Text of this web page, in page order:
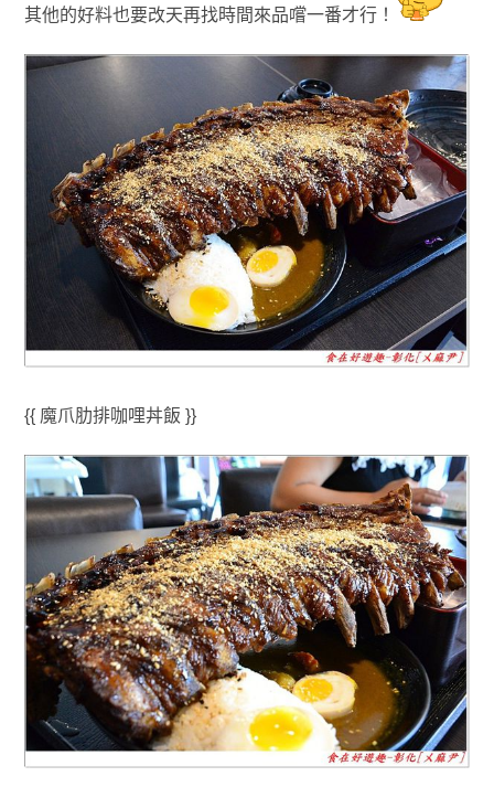
其他的好料也要改天再找時間來品嚐一番才行！
{{ 魔爪肋排咖哩丼飯 }}